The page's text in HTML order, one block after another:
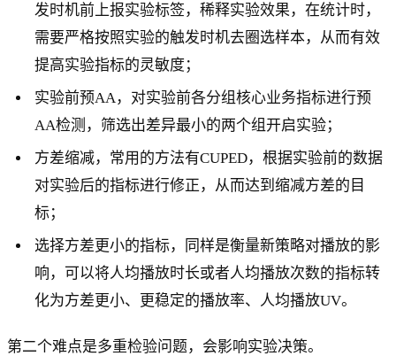
发时机前上报实验标签，稀释实验效果，在统计时，
需要严格按照实验的触发时机去圈选样本，从而有效
提高实验指标的灵敏度；
实验前预AA，对实验前各分组核心业务指标进行预
AA检测，筛选出差异最小的两个组开启实验；
方差缩减，常用的方法有CUPED，根据实验前的数据
对实验后的指标进行修正，从而达到缩减方差的目
标；
选择方差更小的指标，同样是衡量新策略对播放的影
响，可以将人均播放时长或者人均播放次数的指标转
化为方差更小、更稳定的播放率、人均播放UV。
第二个难点是多重检验问题，会影响实验决策。